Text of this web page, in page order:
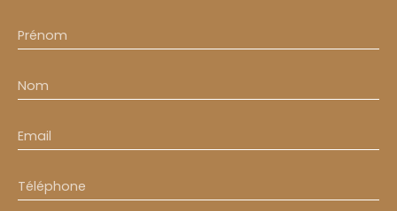
Prénom
Nom
Email
Téléphone